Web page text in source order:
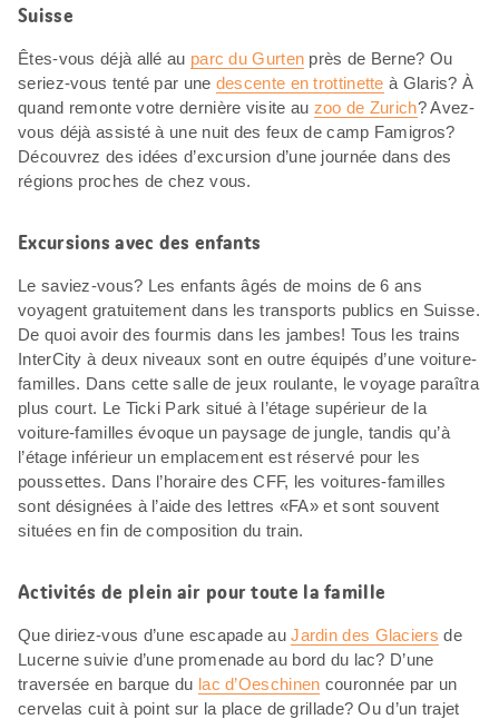
Suisse
Êtes-vous déjà allé au parc du Gurten près de Berne? Ou
seriez-vous tenté par une descente en trottinette à Glaris? À
quand remonte votre dernière visite au zoo de Zurich? Avez-
vous déjà assisté à une nuit des feux de camp Famigros?
Découvrez des idées d’excursion d’une journée dans des
régions proches de chez vous.
Excursions avec des enfants
Le saviez-vous? Les enfants âgés de moins de 6 ans
voyagent gratuitement dans les transports publics en Suisse.
De quoi avoir des fourmis dans les jambes! Tous les trains
InterCity à deux niveaux sont en outre équipés d’une voiture-
familles. Dans cette salle de jeux roulante, le voyage paraîtra
plus court. Le Ticki Park situé à l’étage supérieur de la
voiture-familles évoque un paysage de jungle, tandis qu’à
l’étage inférieur un emplacement est réservé pour les
poussettes. Dans l’horaire des CFF, les voitures-familles
sont désignées à l’aide des lettres «FA» et sont souvent
situées en fin de composition du train.
Activités de plein air pour toute la famille
Que diriez-vous d’une escapade auJardin des Glaciers de
Lucerne suivie d’une promenade au bord du lac? D’une
traversée en barque du lac d’Oeschinen couronnée par un
cervelas cuit à point sur la place de grillade? Ou d’un trajet